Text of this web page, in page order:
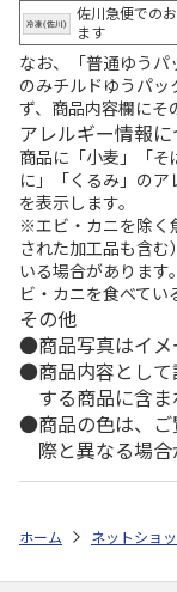
佐川急便での
ます
なお、「普通ゆう
のみチルドゆうパ
ず、商品内容欄にそ
アレルギー情報に
商品に「小麦」「
に」「くるみ」の
を表示します。
※エビ・カニを除く
された加工品も含
いる場合があります
ビ・カニを食べてい
その他
商品写真はイメ
商品内容とし
する商品に含ま
商品の色は、
際と異なる場合
ホーム ネットショ